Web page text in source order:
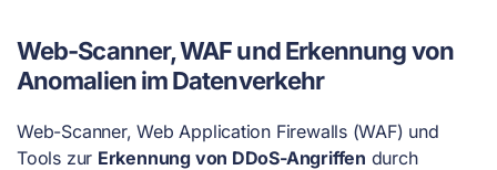
Web-Scanner, WAF und Erkennung von
Anomalien im Datenverkehr
Web-Scanner, Web Application Firewalls (WAF) und
Tools zur Erkennung von DDoS-Angriffen durch